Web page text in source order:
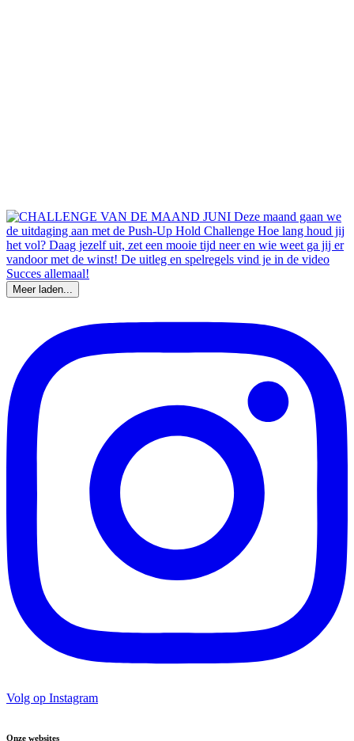
Meer laden...
Volg op Instagram
Onze websites